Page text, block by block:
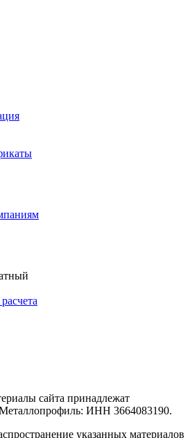
сайта принадлежат
ИНН 3664083190.
указанных материалов